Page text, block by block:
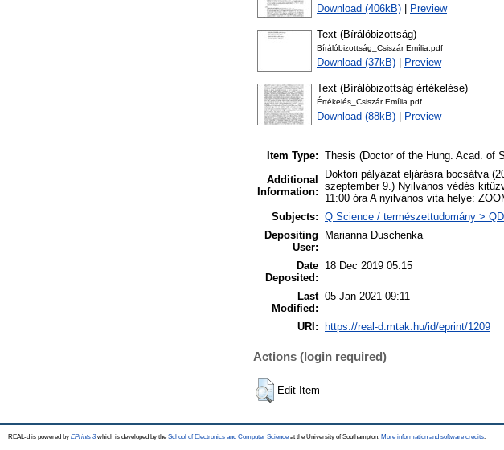
Download (406kB) Preview
Text (Bírálóbizottság)
Bírálóbizottság_Csiszár Emília.pdf
Download (37kB) Preview
Text (Bírálóbizottság értékelése)
Értékelés_Csiszár Emília.pdf
Download (88kB) Preview
Item Type: Thesis (Doctor of the Hung. Acad. of
Additional
Information:
Doktori pályázat eljárásra bocsátva
szeptember 9.) Nyilvános védés
11:00 óra A nyilvános vita helye:
Subjects: Q Science / természettudomány >
Depositing
User:
Marianna Duschenka
Date
Deposited:
18 Dec 2019 05:15
Last
Modified:
05 Jan 2021 09:11
URI: https://real-d.mtak.hu/id/eprint/1209
Actions (login required)
Edit Item
REAL-d is powered by EPrints 3which is developed by the School of Electronics and Computer Science at the University of Southampton. More information and software credits